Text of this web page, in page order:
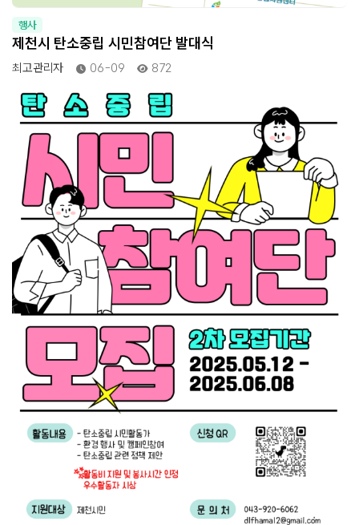
행사
제천시 탄소중립 시민참여단 발대식
최고관리자 06-09 872